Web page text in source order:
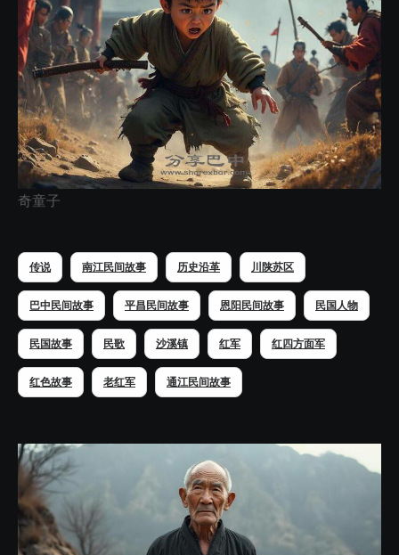
奇童子
传说 南江民间故事 历史沿革 川陕苏区
巴中民间故事 平昌民间故事 恩阳民间故事 民国人物
民国故事 民歌 沙溪镇 红军 红四方面军
红色故事 老红军 通江民间故事